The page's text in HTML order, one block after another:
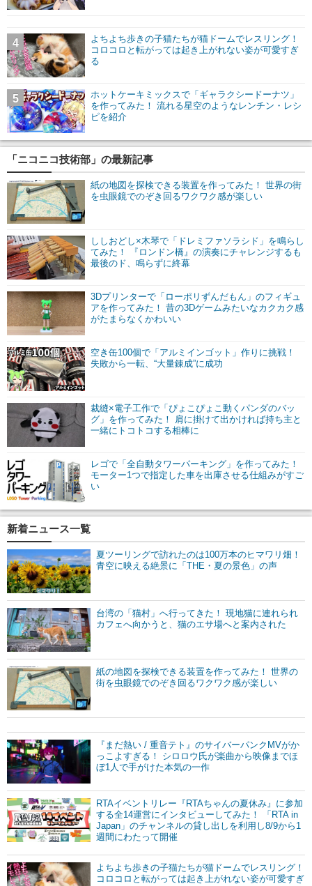
よちよち歩きの子猫たちが猫ドームでレスリング！
コロコロと転がっては起き上がれない姿が可愛すぎ
る
4
ホットケーキミックスで「ギャラクシードーナツ」
を作ってみた！ 流れる星空のようなレンチン・レシ
ピを紹介
5
「ニコニコ技術部」の最新記事
紙の地図を探検できる装置を作ってみた！ 世界の街
を虫眼鏡でのぞき回るワクワク感が楽しい
ししおどし×木琴で「ドレミファソラシド」を鳴らし
てみた！ 『ロンドン橋』の演奏にチャレンジするも
最後のド、鳴らずに終幕
3Dプリンターで「ローポリずんだもん」のフィギュ
アを作ってみた！ 昔の3Dゲームみたいなカクカク感
がたまらなくかわいい
空き缶100個で「アルミインゴット」作りに挑戦！
失敗から一転、“大量錬成”に成功
裁縫×電子工作で「ぴょこぴょこ動くパンダのバッ
グ」を作ってみた！ 肩に掛けて出かければ持ち主と
一緒にトコトコする相棒に
レゴで「全自動タワーパーキング」を作ってみた！
モーター1つで指定した車を出庫させる仕組みがすご
い
新着ニュース一覧
夏ツーリングで訪れたのは100万本のヒマワリ畑！
青空に映える絶景に「THE・夏の景色」の声
台湾の「猫村」へ行ってきた！ 現地猫に連れられ
カフェへ向かうと、猫のエサ場へと案内された
紙の地図を探検できる装置を作ってみた！ 世界の
街を虫眼鏡でのぞき回るワクワク感が楽しい
『まだ熱い / 重音テト』のサイバーパンクMVがか
っこよすぎる！ シロロウ氏が楽曲から映像までほ
ぼ1人で手がけた本気の一作
RTAイベントリレー『RTAちゃんの夏休み』に参加
する全14運営にインタビューしてみた！ 「RTA in
Japan」のチャンネルの貸し出しを利用し8/9から1
週間にわたって開催
よちよち歩きの子猫たちが猫ドームでレスリング！
コロコロと転がっては起き上がれない姿が可愛すぎ